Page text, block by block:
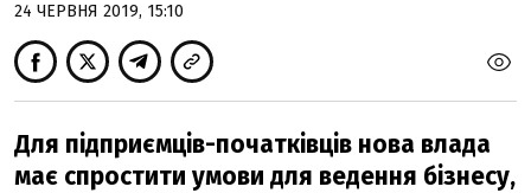
24 ЧЕРВНЯ 2019, 15:10
Для підприємців-початківців нова влада
має спростити умови для ведення бізнесу,